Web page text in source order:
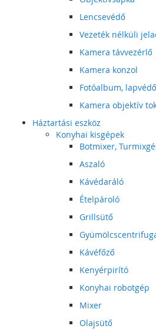
Lencsevédő
Vezeték nélküli
Kamera távvezérlő
Kamera konzol
Fotóalbum, lapvédő
Kamera objektív
Háztartási eszköz
Konyhai kisgépek
Botmixer,
Aszaló
Kávédaráló
Ételpároló
Grillsütő
Kávéfőző
Kenyérpirító
Konyhai robotgép
Mixer
Olajsütő